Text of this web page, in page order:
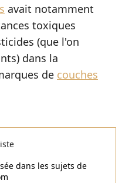
avait notamment
toxiques
(que l'on
dans la
de couches
dans les sujets de